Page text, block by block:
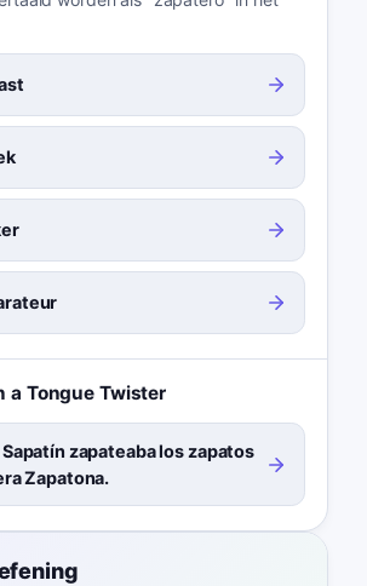
a Tongue Twister
zapateaba los zapatos
Zapatona.